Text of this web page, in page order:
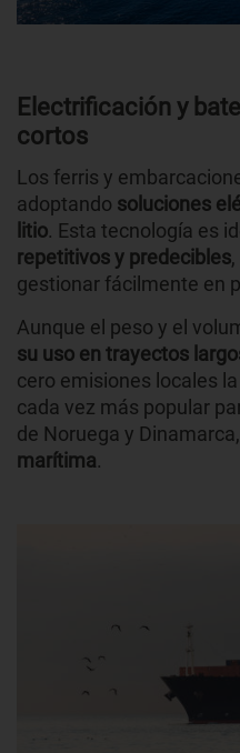
Electrificación y
cortos
Los ferris y
adoptando soluciones
litio. Esta tecnología es
repetitivos y predecibles
gestionar fácilmente en
Aunque el peso y el
su uso en trayectos
cero emisiones locales
cada vez más popular
de Noruega y
marítima.